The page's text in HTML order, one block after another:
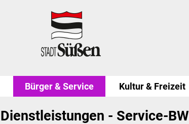
Bürger & Service Kultur & Freizeit
Dienstleistungen - Service-BW